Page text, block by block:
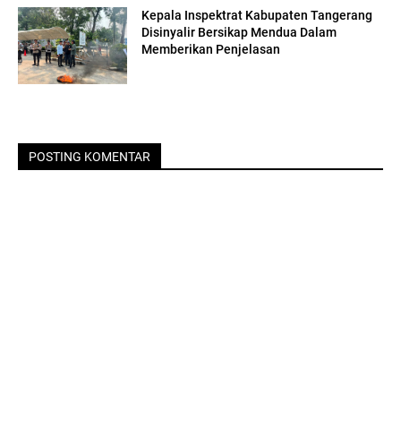
Kepala Inspektrat Kabupaten Tangerang
Disinyalir Bersikap Mendua Dalam
Memberikan Penjelasan
POSTING KOMENTAR